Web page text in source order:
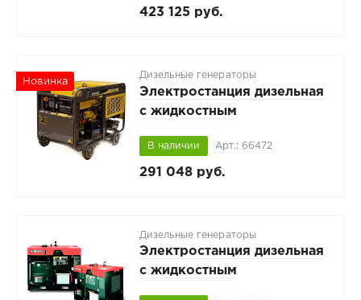
корпусе
423 125 руб.
Новинка
Дизельные генераторы
Электростанция дизельная
с жидкостным
16EA3 открытого
исполнения
291 048 руб.
В наличии Арт.: 66472
Дизельные генераторы
Электростанция дизельная
с жидкостным